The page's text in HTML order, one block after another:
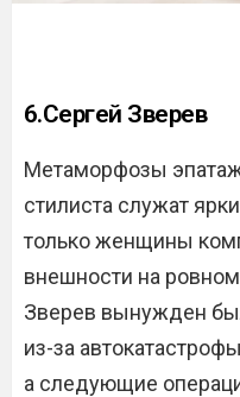
6.Сергей Зверев
Метаморфозы
стилиста служат
только женщины
внешности на
Зверев вынужден
из-за
а следующие